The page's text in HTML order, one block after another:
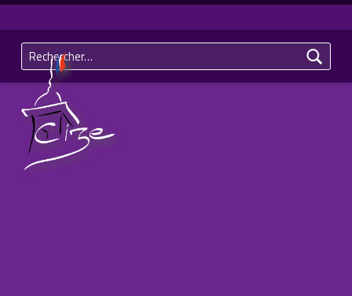
Commune de CIZE – Jura (39)
Rechercher :